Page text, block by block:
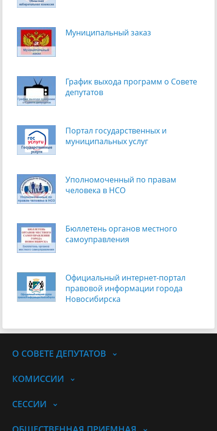
Муниципальный заказ
График выхода программ о Cовете
депутатов
Портал государственных и
муниципальных услуг
Уполномоченный по правам
человека в НСО
Бюллетень органов местного
самоуправления
Официальный интернет-портал
правовой информации города
Новосибирска
О СОВЕТЕ ДЕПУТАТОВ
КОМИССИИ
СЕССИИ